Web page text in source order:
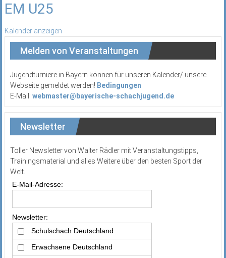
EM U25
Kalender anzeigen
Melden von Veranstaltungen
Jugendturniere in Bayern können für unseren Kalender/ unsere
Webseite gemeldet werden! Bedingungen
E-Mail: webmaster@bayerische-schachjugend.de
Newsletter
Toller Newsletter von Walter Rädler mit Veranstaltungstipps,
Trainingsmaterial und alles Weitere über den besten Sport der
Welt.
E-Mail-Adresse:
Newsletter:
Schulschach Deutschland
Erwachsene Deutschland